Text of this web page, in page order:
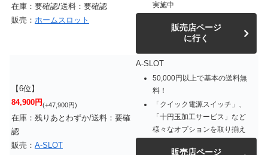
在庫：要確認/送料：要確認
販売： ホームスロット
実施中
販売店ページ
に行く
【6位】
84,900円(+47,900円)
在庫：残りあとわずか/送料：要確
認
販売： A-SLOT
A-SLOT
50,000円以上で基本の送料無
料！
「クイック電源スイッチ」、
「十円玉加工サービス」など
様々なオプションを取り揃え
販売店ページ